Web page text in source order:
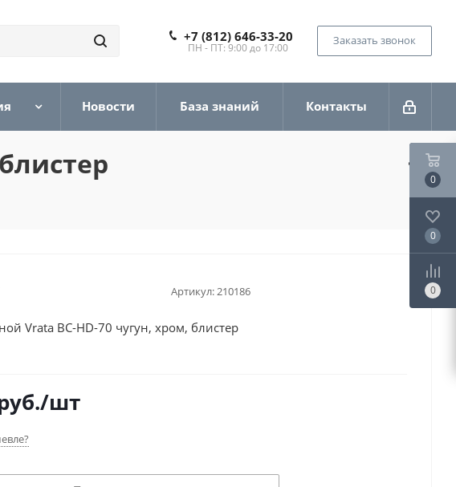
+7 (812) 646-33-20
ПН - ПТ: 9:00 до 17:00
Заказать звонок
Новости База знаний Контакты
Артикул: 210186
Vrata ВС-HD-70 чугун, хром, блистер
/шт
0
0
0